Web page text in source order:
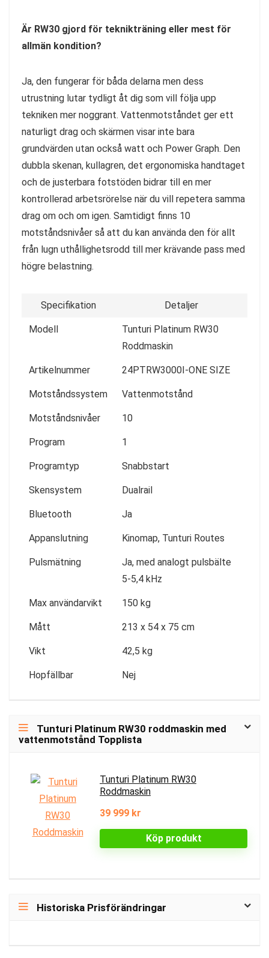
Är RW30 gjord för teknikträning eller mest för
allmän kondition?
Ja, den fungerar för båda delarna men dess
utrustning lutar tydligt åt dig som vill följa upp
tekniken mer noggrant. Vattenmotståndet ger ett
naturligt drag och skärmen visar inte bara
grundvärden utan också watt och Power Graph. Den
dubbla skenan, kullagren, det ergonomiska handtaget
och de justerbara fotstöden bidrar till en mer
kontrollerad arbetsrörelse när du vill repetera samma
drag om och om igen. Samtidigt finns 10
motståndsnivåer så att du kan använda den för allt
från lugn uthållighetsrodd till mer krävande pass med
högre belastning.
Specifikation Detaljer
Modell
Tunturi Platinum RW30
Roddmaskin
Artikelnummer 24PTRW3000I-ONE SIZE
Motståndssystem Vattenmotstånd
Motståndsnivåer 10
Program 1
Programtyp Snabbstart
Skensystem Dualrail
Bluetooth Ja
Appanslutning Kinomap, Tunturi Routes
Pulsmätning
Ja, med analogt pulsbälte
5-5,4 kHz
Max användarvikt 150 kg
Mått 213 x 54 x 75 cm
Vikt 42,5 kg
Hopfällbar Nej
Tunturi Platinum RW30 roddmaskin med
vattenmotstånd Topplista
Tunturi Platinum RW30
Roddmaskin
39 999 kr
Köp produkt
Historiska Prisförändringar